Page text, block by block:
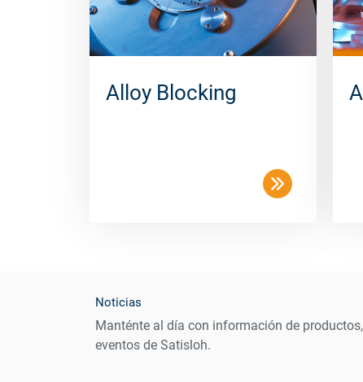
Alloy Blocking
Noticias
Manténte al día con información de
eventos de Satisloh.